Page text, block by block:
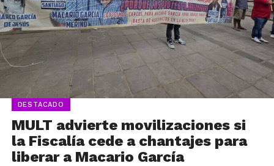
DESTACADO
MULT advierte movilizaciones si
la Fiscalía cede a chantajes para
liberar a Macario García